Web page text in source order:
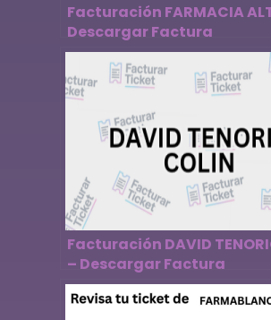
Facturación FARMACIA
Descargar Factura
Facturación DAVID
– Descargar Factura